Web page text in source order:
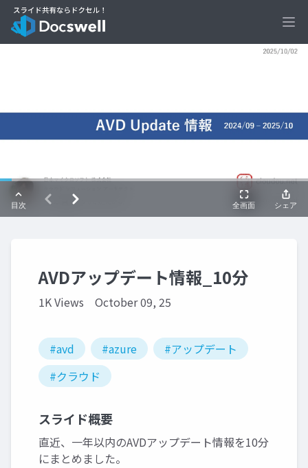
AVDアップデート情報_10分
1K Views October 09, 25
#avd #azure
#アップデート
#クラウド
スライド概要
直近、一年以内のAVDアップデート情報を10分
にまとめました。